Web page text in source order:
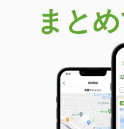
まと